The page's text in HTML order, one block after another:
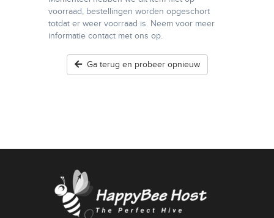
voorraad, bestellingen worden opgeschort
totdat er weer voorraad is. Neem voor meer
informatie contact met ons op.
Ga terug en probeer opnieuw